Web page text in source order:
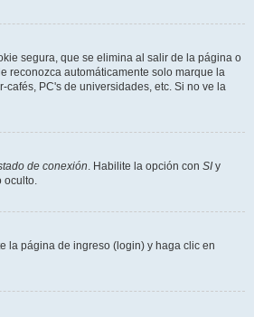
segura, que se elimina al salir de la página o
reconozca automáticamente solo marque la
PC's de universidades, etc. Si no ve la
de conexión . Habilite la opción con SI y
la página de ingreso (login) y haga clic en